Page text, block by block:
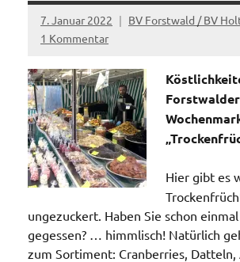
7. Januar 2022
BV Forstwald / BV
1 Kommentar
Forstwalder
Hier gibt es
ungezuckert. Haben Sie schon
gegessen? … himmlisch! Natürlich
zum Sortiment: Cranberries, Datteln,